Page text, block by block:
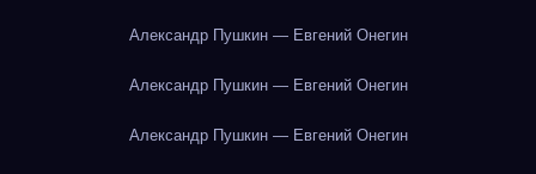
Александр Пушкин — Евгений Онегин
Александр Пушкин — Евгений Онегин
Александр Пушкин — Евгений Онегин